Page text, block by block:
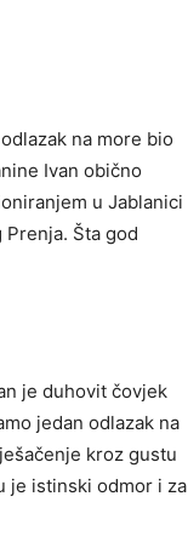
na more bio
Ivan obično
u Jablanici
Šta god
je duhovit čovjek
jedan odlazak na
kroz gustu
je istinski odmor i za